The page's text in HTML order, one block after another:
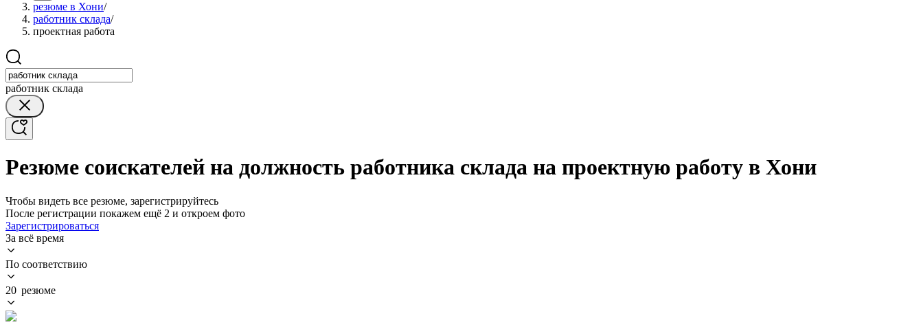
резюме в Хони/
работник склада/
проектная работа
работник склада
Резюме соискателей на должность работника склада на проектную работу в Хони
Чтобы видеть все резюме, зарегистрируйтесь
После регистрации покажем ещё 2 и откроем фото
Зарегистрироваться
За всё время
По соответствию
20 резюме